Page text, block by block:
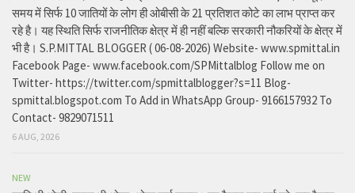
समय में सिर्फ 10 जातियों के लोग ही ओबीसी के 21 प्रतिशत कोटे का लाभ प्राप्त कर
रहे है। यह स्थिति सिर्फ राजनीतिक क्षेत्र में ही नहीं बल्कि सरकारी नौकरियों के क्षेत्र में
भी है। S.P.MITTAL BLOGGER ( 06-08-2026) Website- www.spmittal.in
Facebook Page- www.facebook.com/SPMittalblog Follow me on
Twitter- https://twitter.com/spmittalblogger?s=11 Blog-
spmittal.blogspot.com To Add in WhatsApp Group- 9166157932 To
Contact- 9829071511
6 AUG, 2026
NEW